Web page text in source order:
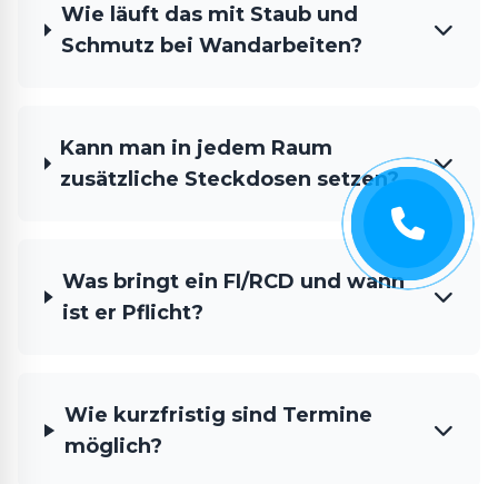
Wie läuft das mit Staub und
Schmutz bei Wandarbeiten?
Kann man in jedem Raum
zusätzliche Steckdosen setzen?
Was bringt ein FI/RCD und wann
ist er Pflicht?
Wie kurzfristig sind Termine
möglich?